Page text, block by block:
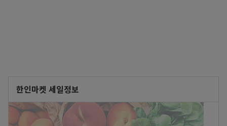
한인마켓 세일정보